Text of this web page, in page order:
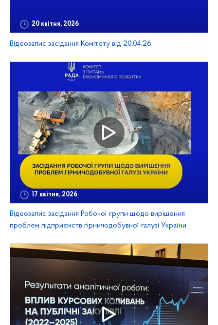
20 квітня, 2026
Відеозапис засідання Комітету від 20.04.26
17 квітня, 2026
Відеозапис засідання Робочої групи щодо вирішення
проблем підприємств гірничодобувної галузі України